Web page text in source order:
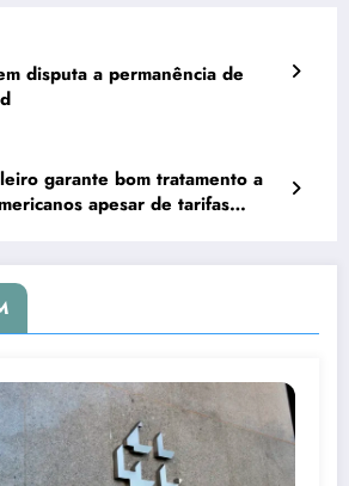
disputa a permanência de
garante bom tratamento a
apesar de tarifas